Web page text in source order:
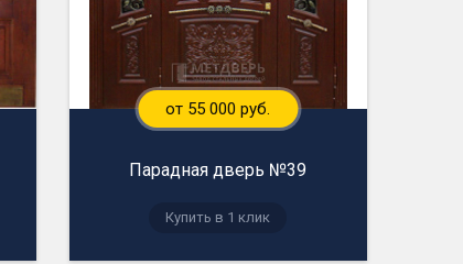
от 55 000 руб.
Парадная дверь №39
Купить в 1 клик